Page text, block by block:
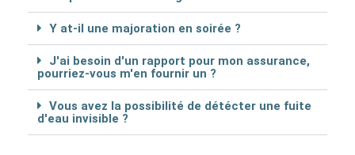
Y at-il une majoration en soirée ?
J'ai besoin d'un rapport pour mon assurance,
pourriez-vous m'en fournir un ?
Vous avez la possibilité de détécter une fuite
d'eau invisible ?